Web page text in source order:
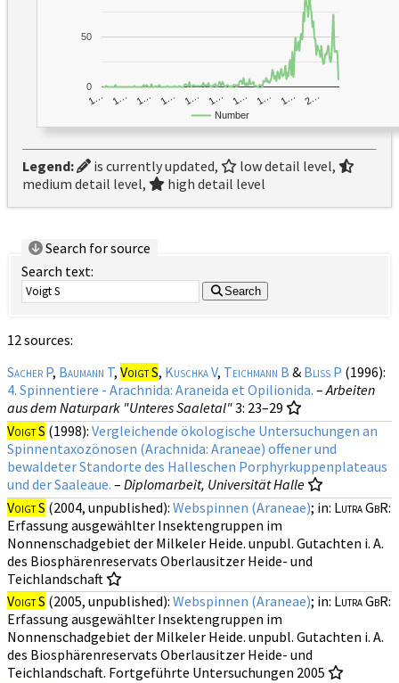
Number
1… 1… 1… 1… 1… 1… 1… 1… 1… 2…
0
50
Legend: is currently updated,
low detail level,
medium detail level,
high detail level
Search for source
Search text:
Search
12 sources:
Sacher P, Baumann T, Voigt S, Kuschka V, Teichmann B & Bliss P (1996):
4. Spinnentiere - Arachnida: Araneida et Opilionida. –Arbeiten
aus dem Naturpark "Unteres Saaletal"3: 23–29
Voigt S (1998): Vergleichende ökologische Untersuchungen an
Spinnentaxozönosen (Arachnida: Araneae) offener und
bewaldeter Standorte des Halleschen Porphyrkuppenplateaus
und der Saaleaue. – Diplomarbeit, Universität Halle
Voigt S (2004, unpublished): Webspinnen (Araneae); in: Lutra GbR:
Erfassung ausgewählter Insektengruppen im
Nonnenschadgebiet der Milkeler Heide. unpubl. Gutachten i. A.
des Biosphärenreservats Oberlausitzer Heide- und
Teichlandschaft
Voigt S (2005, unpublished): Webspinnen (Araneae); in: Lutra GbR:
Erfassung ausgewählter Insektengruppen im
Nonnenschadgebiet der Milkeler Heide. unpubl. Gutachten i. A.
des Biosphärenreservats Oberlausitzer Heide- und
Teichlandschaft. Fortgeführte Untersuchungen 2005